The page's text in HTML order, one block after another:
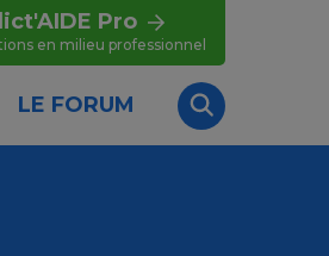
Pro
en milieu professionnel
LE FORUM
Recherche